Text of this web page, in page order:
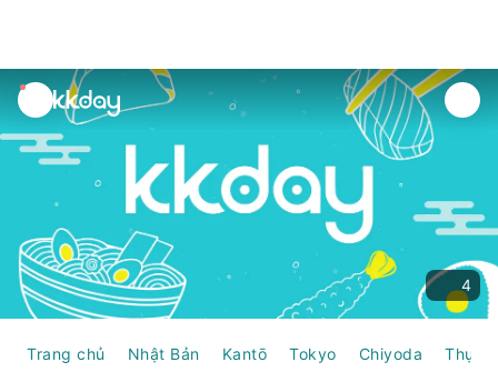
unread
notifications
4
Trang chủ Nhật Bản Kantō Tokyo Chiyoda Thực